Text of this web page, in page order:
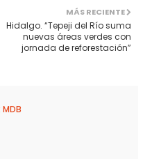
MÁS RECIENTE
Hidalgo. “Tepeji del Río suma
nuevas áreas verdes con
jornada de reforestación”
MDB